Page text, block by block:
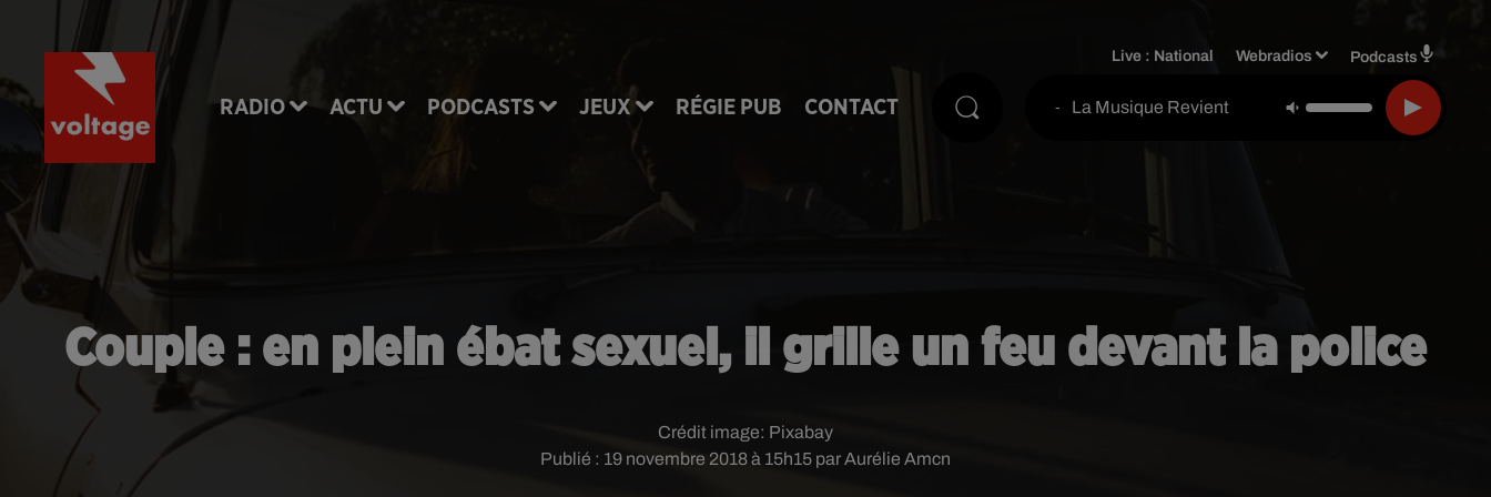
RADIO ACTU PODCASTS JEUX RÉGIE PUB CONTACT
Live : National Webradios Podcasts
- La Musique Revient
Couple : en plein ébat sexuel, il grille un feu devant la police
Publié : 19 novembre 2018 à 15h15 par Aurélie Amcn
Crédit image: Pixabay